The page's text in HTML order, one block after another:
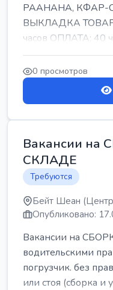
РААНАНА, КФАР-
ВЫКЛАДКА
часов ОПЛАТА: 40
ПИТАНИЕ ЕСТЬ
0 просмотров
Вакансии на
СКЛАДЕ
Требуются
Бейт Шеан (Центр
Опубликовано:
Вакансии на
водительскими
погрузчик. без
или стоя (сборка и